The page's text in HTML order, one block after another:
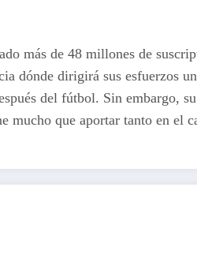
más de 48 millones de
dónde dirigirá sus esfuerzos
del fútbol. Sin embargo,
mucho que aportar tanto en el